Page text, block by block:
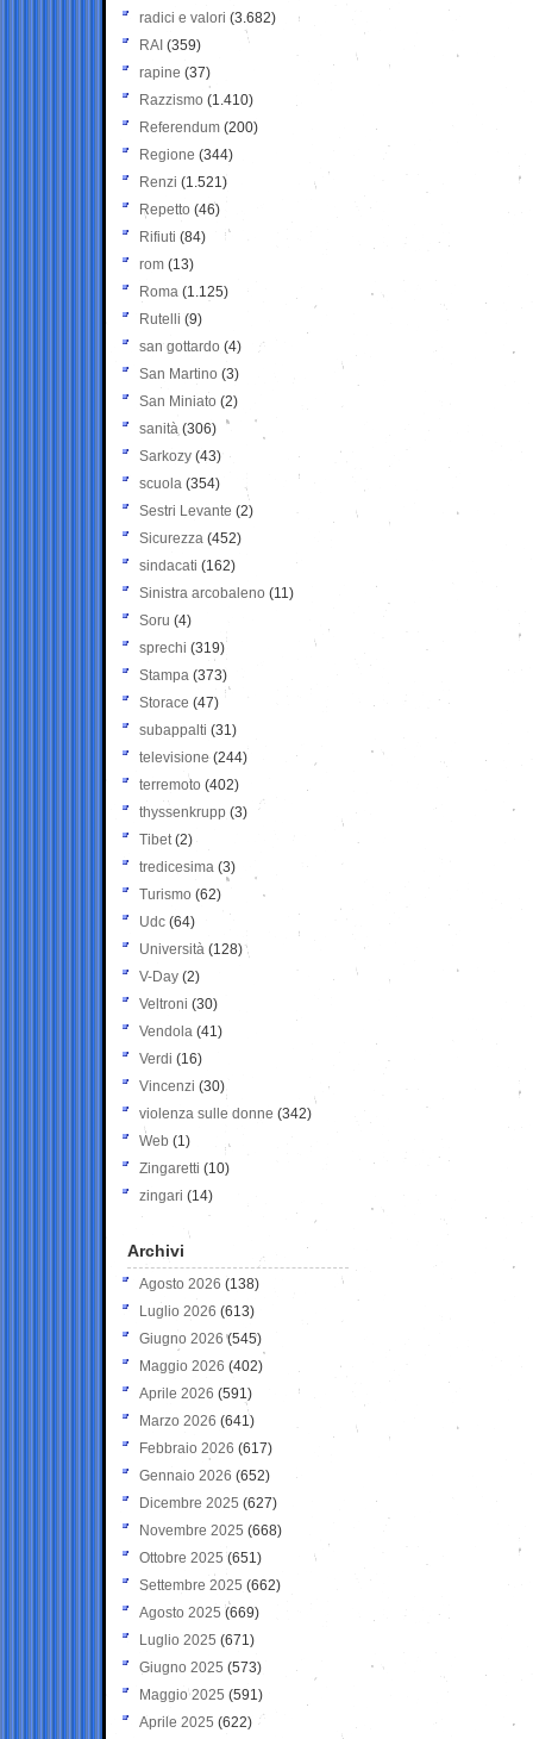
radici e valori (3.682)
RAI (359)
rapine (37)
Razzismo (1.410)
Referendum (200)
Regione (344)
Renzi (1.521)
Repetto (46)
Rifiuti (84)
rom (13)
Roma (1.125)
Rutelli (9)
san gottardo (4)
San Martino (3)
San Miniato (2)
sanità (306)
Sarkozy (43)
scuola (354)
Sestri Levante (2)
Sicurezza (452)
sindacati (162)
Sinistra arcobaleno (11)
Soru (4)
sprechi (319)
Stampa (373)
Storace (47)
subappalti (31)
televisione(244)
terremoto (402)
thyssenkrupp (3)
Tibet(2)
tredicesima (3)
Turismo (62)
Udc (64)
Università (128)
V-Day (2)
Veltroni (30)
Vendola (41)
Verdi (16)
Vincenzi (30)
violenza sulle donne (342)
Web (1)
Zingaretti (10)
zingari (14)
Archivi
Agosto 2026 (138)
Luglio 2026 (613)
Giugno 2026 (545)
Maggio 2026 (402)
Aprile 2026 (591)
Marzo 2026 (641)
Febbraio 2026 (617)
Gennaio 2026 (652)
Dicembre 2025 (627)
Novembre 2025 (668)
Ottobre 2025 (651)
Settembre 2025 (662)
Agosto 2025 (669)
Luglio 2025 (671)
Giugno 2025 (573)
Maggio 2025 (591)
Aprile 2025 (622)